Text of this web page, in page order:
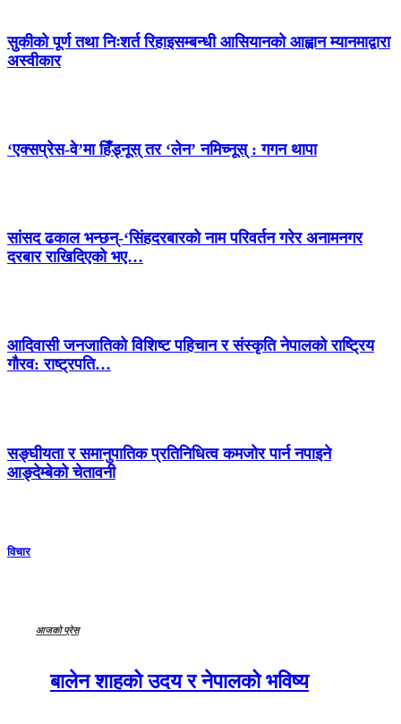
सुकीको पूर्ण तथा निःशर्त रिहाइसम्बन्धी आसियानको आह्वान म्यानमाद्वारा
अस्वीकार
‘एक्सप्रेस-वे’मा हिँड्नूस् तर ‘लेन’ नमिच्नूस् : गगन थापा
सांसद ढकाल भन्छन्-‘सिंहदरबारको नाम परिवर्तन गरेर अनामनगर
दरबार राखिदिएको भए…
आदिवासी जनजातिको विशिष्ट पहिचान र संस्कृति नेपालको राष्ट्रिय
गौरव: राष्ट्रपति…
सङ्घीयता र समानुपातिक प्रतिनिधित्व कमजोर पार्न नपाइने
आङ्देम्बेको चेतावनी
विचार
आजको प्रेस
बालेन शाहको उदय र नेपालको भविष्य